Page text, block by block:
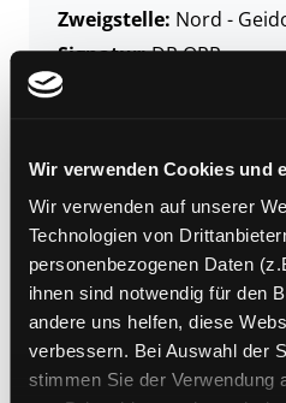
Wir verwenden Cookies und
Wir verwenden auf unserer
Technologien von
personenbezogenen Daten
ihnen sind notwendig für den
andere uns helfen, diese
verbessern. Bei Auswahl der
stimmen Sie der Verwendung
Zweigstelle: Nord -
Signatur:DR OPP
Standort 2:
Vorbestellungen:
Mediengruppe:
Frist:
Barcode: 2508SB00057
Standort 3: